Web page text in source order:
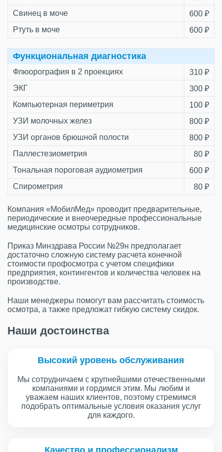
Свинец в моче
600 ₽
Ртуть в моче
600 ₽
Функциональная диагностика
Флюорография в 2 проекциях
310 ₽
ЭКГ
300 ₽
Компьютерная периметрия
100 ₽
УЗИ молочных желез
800 ₽
УЗИ органов брюшной полости
800 ₽
Паллестезиометрия
80 ₽
Тональная пороговая аудиометрия
600 ₽
Спирометрия
80 ₽
Компания «МобилМед» проводит предварительные,
периодические и внеочередные профессиональные
медицинские осмотры сотрудников.
Приказ Минздрава России №29н предполагает
достаточно сложную систему расчета конечной
стоимости профосмотра с учетом специфики
предприятия, контингентов и количества человек на
производстве.
Наши менеджеры помогут вам рассчитать стоимость
осмотра, а также предложат гибкую систему скидок.
Наши достоинства
Высокий уровень обслуживания
Мы сотрудничаем с крупнейшими отечественными
компаниями и гордимся этим. Мы любим и
уважаем наших клиентов, поэтому стремимся
подобрать оптимальные условия оказания услуг
для каждого.
Качество и профессионализм